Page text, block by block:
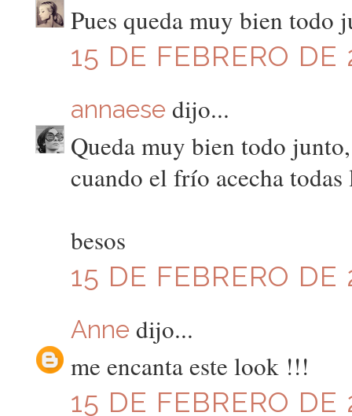
Pues queda muy bien todo
15 DE FEBRERO DE
annaese dijo...
Queda muy bien todo
cuando el frío acecha todas
besos
15 DE FEBRERO
Anne dijo...
me encanta este look !!!
15 DE FEBRERO